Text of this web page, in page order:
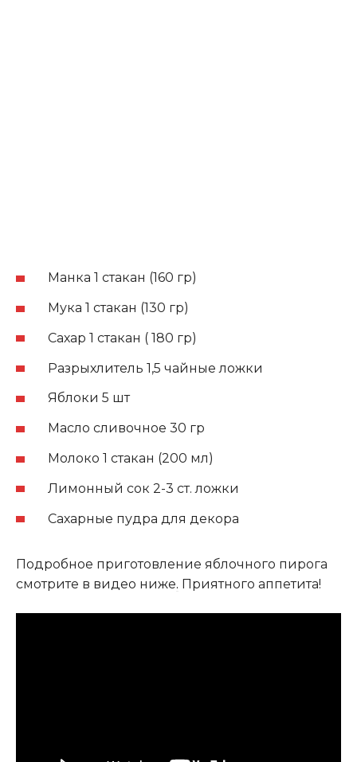
Манка 1 стакан (160 гр)
Мука 1 стакан (130 гр)
Сахар 1 стакан ( 180 гр)
Разрыхлитель 1,5 чайные ложки
Яблоки 5 шт
Масло сливочное 30 гр
Молоко 1 стакан (200 мл)
Лимонный сок 2-3 ст. ложки
Сахарные пудра для декора
Подробное приготовление яблочного пирога
смотрите в видео ниже. Приятного аппетита!